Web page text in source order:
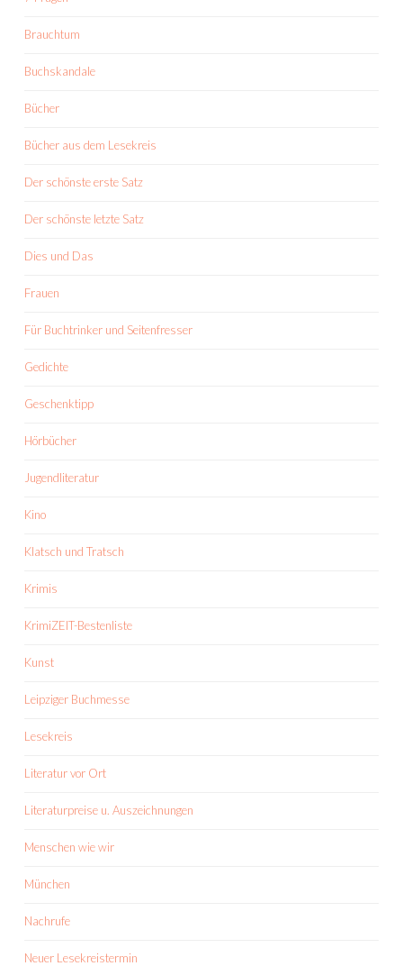
Brauchtum
Buchskandale
Bücher
Bücher aus dem Lesekreis
Der schönste erste Satz
Der schönste letzte Satz
Dies und Das
Frauen
Für Buchtrinker und Seitenfresser
Gedichte
Geschenktipp
Hörbücher
Jugendliteratur
Kino
Klatsch und Tratsch
Krimis
KrimiZEIT-Bestenliste
Kunst
Leipziger Buchmesse
Lesekreis
Literatur vor Ort
Literaturpreise u. Auszeichnungen
Menschen wie wir
München
Nachrufe
Neuer Lesekreistermin